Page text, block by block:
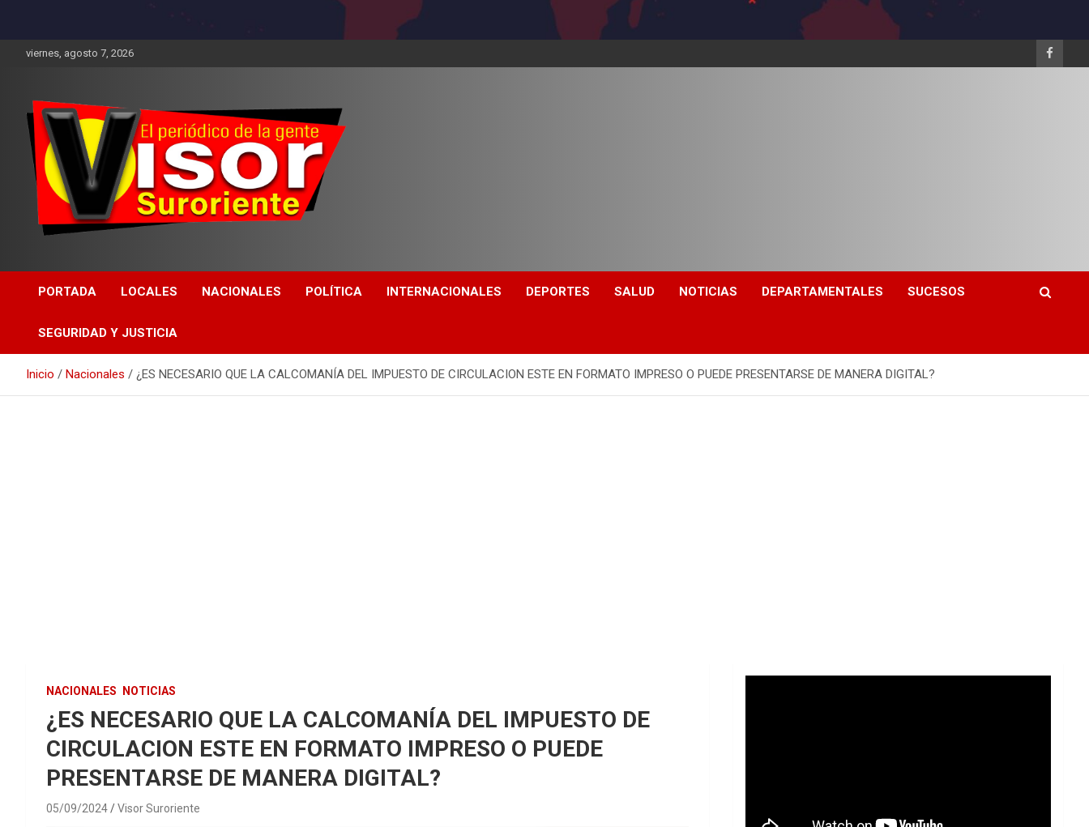
viernes, agosto 7, 2026
PORTADA LOCALES NACIONALES POLÍTICA INTERNACIONALES DEPORTES SALUD NOTICIAS DEPARTAMENTALES SUCESOS
SEGURIDAD Y JUSTICIA
Inicio Nacionales ¿ES NECESARIO QUE LA CALCOMANÍA DEL IMPUESTO DE CIRCULACION ESTE EN FORMATO IMPRESO O PUEDE PRESENTARSE DE MANERA DIGITAL?
NACIONALES NOTICIAS
¿ES NECESARIO QUE LA CALCOMANÍA DEL IMPUESTO DE
CIRCULACION ESTE EN FORMATO IMPRESO O PUEDE
PRESENTARSE DE MANERA DIGITAL?
05/09/2024 Visor Suroriente